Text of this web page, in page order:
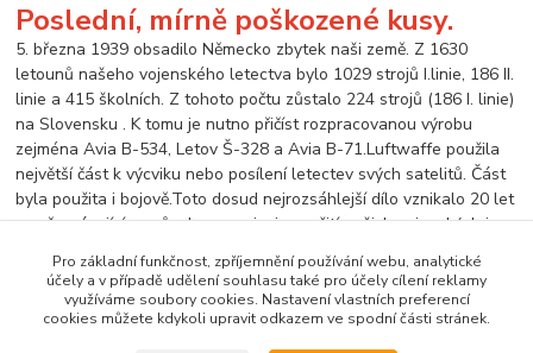
Poslední, mírně poškozené kusy.
5. března 1939 obsadilo Německo zbytek naši země. Z 1630
letounů našeho vojenského letectva bylo 1029 strojů I.linie, 186 II.
linie a 415 školních. Z tohoto počtu zůstalo 224 strojů (186 I. linie)
na Slovensku . K tomu je nutno přičíst rozpracovanou výrobu
zejména Avia B-534, Letov Š-328 a Avia B-71.Luftwaffe použila
největší část k výcviku nebo posílení letectev svých satelitů. Část
byla použita i bojově.Toto dosud nejrozsáhlejší dílo vznikalo 20 let
a vyčerpávajícím způsobem popisuje využití našich vojenských i
civilních letounů u Luftwaffe.
Kniha má formát A4, tvrdá vazba, 160 stran, 374 foto, 44
barevných bokorysů, množství tabulek a dokumentů
Český/anglický text
Pro základní funkčnost, zpříjemnění používání webu, analytické
účely a v případě udělení souhlasu také pro účely cílení reklamy
využíváme soubory cookies. Nastavení vlastních preferencí
cookies můžete kdykoli upravit odkazem ve spodní části stránek.